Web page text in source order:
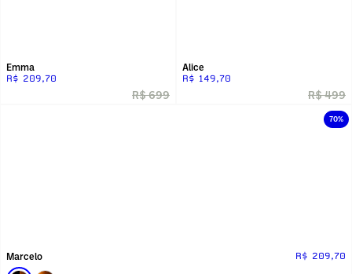
Emma
R$ 209,70
R$ 699
70%
Marcelo R$ 209,70
Alice
R$ 149,70
R$ 499